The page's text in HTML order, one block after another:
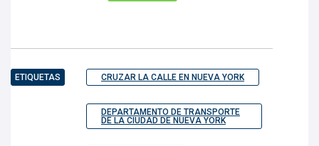
ETIQUETAS CRUZAR LA CALLE EN NUEVA YORK
DEPARTAMENTO DE TRANSPORTE
DE LA CIUDAD DE NUEVA YORK